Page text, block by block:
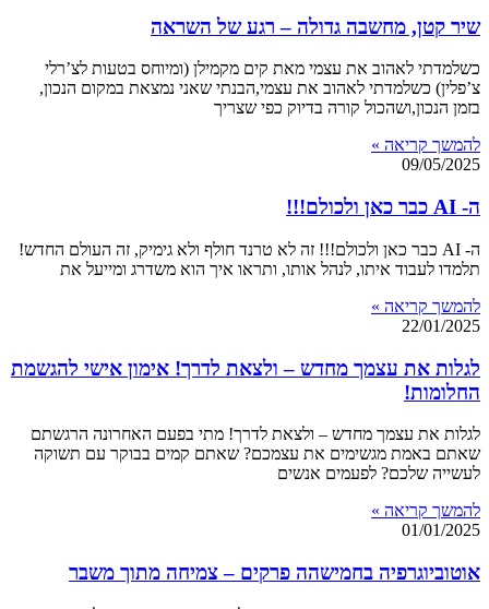
שיר קטן, מחשבה גדולה – רגע של השראה
כשלמדתי לאהוב את עצמי מאת קים מקמילן (ומיוחס בטעות לצ’רלי
צ’פלין) כשלמדתי לאהוב את עצמי,הבנתי שאני נמצאת במקום הנכון,
בזמן הנכון,ושהכול קורה בדיוק כפי שצריך
להמשך קריאה »
09/05/2025
ה- AI כבר כאן ולכולם!!!
ה- AI כבר כאן ולכולם!!! זה לא טרנד חולף ולא גימיק, זה העולם החדש!
תלמדו לעבוד איתו, לנהל אותו, ותראו איך הוא משדרג ומייעל את
להמשך קריאה »
22/01/2025
לגלות את עצמך מחדש – ולצאת לדרך! אימון אישי להגשמת
החלומות!
לגלות את עצמך מחדש – ולצאת לדרך! מתי בפעם האחרונה הרגשתם
שאתם באמת מגשימים את עצמכם? שאתם קמים בבוקר עם תשוקה
לעשייה שלכם? לפעמים אנשים
להמשך קריאה »
01/01/2025
אוטוביוגרפיה בחמישהה פרקים – צמיחה מתוך משבר